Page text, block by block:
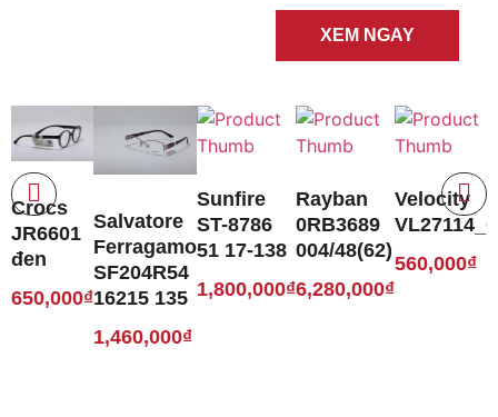
XEM NGAY
Crocs
JR6601
đen
650,000₫
Salvatore
Ferragamo
SF204R54
16215 135
1,460,000₫
Sunfire
ST-8786
51 17-138
1,800,000₫
Rayban
0RB3689
004/48(62)
6,280,000₫
Velocity
560,000₫